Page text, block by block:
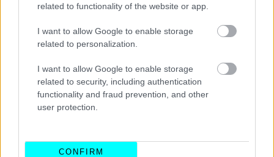
related to functionality of the website or app.
I want to allow Google to enable storage
related to personalization.
I want to allow Google to enable storage
related to security, including authentication
functionality and fraud prevention, and other
user protection.
CONFIRM